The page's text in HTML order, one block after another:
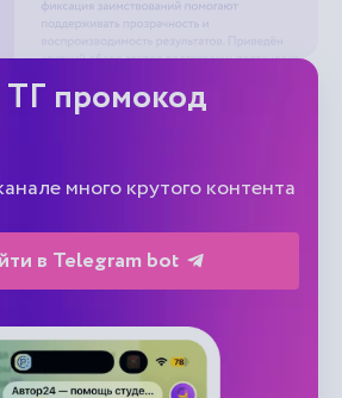
ТГ промокод
много крутого контента
в Telegram bot